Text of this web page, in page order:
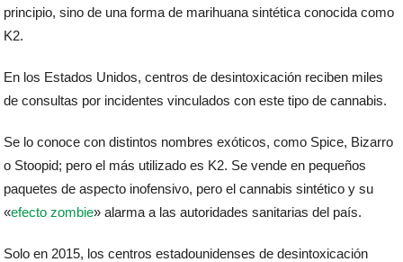
principio, sino de una forma de marihuana sintética conocida como
K2.
En los Estados Unidos, centros de desintoxicación reciben miles
de consultas por incidentes vinculados con este tipo de cannabis.
Se lo conoce con distintos nombres exóticos, como Spice, Bizarro
o Stoopid; pero el más utilizado es K2. Se vende en pequeños
paquetes de aspecto inofensivo, pero el cannabis sintético y su
«efecto zombie» alarma a las autoridades sanitarias del país.
Solo en 2015, los centros estadounidenses de desintoxicación